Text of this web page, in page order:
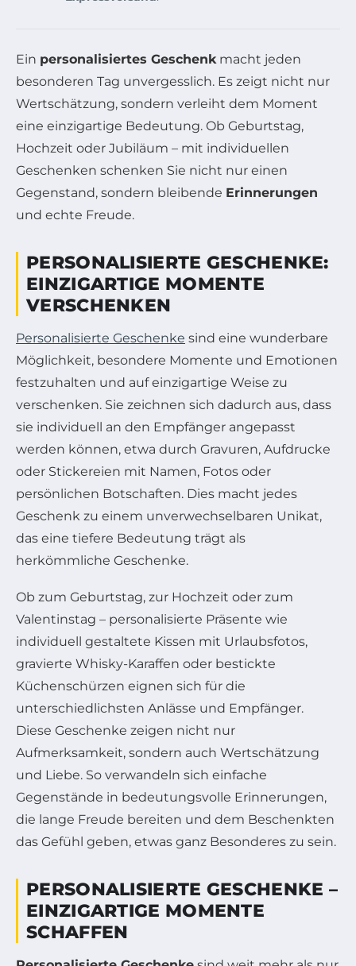
Ein personalisiertes Geschenkmacht jeden
besonderen Tag unvergesslich. Es zeigt nicht nur
Wertschätzung, sondern verleiht dem Moment
eine einzigartige Bedeutung. Ob Geburtstag,
Hochzeit oder Jubiläum – mit individuellen
Geschenken schenken Sie nicht nur einen
Gegenstand, sondern bleibende Erinnerungen
und echte Freude.
PERSONALISIERTE GESCHENKE:
EINZIGARTIGE MOMENTE
VERSCHENKEN
Personalisierte Geschenke sind eine wunderbare
Möglichkeit, besondere Momente und Emotionen
festzuhalten und auf einzigartige Weise zu
verschenken. Sie zeichnen sich dadurch aus, dass
sie individuell an den Empfänger angepasst
werden können, etwa durch Gravuren, Aufdrucke
oder Stickereien mit Namen, Fotos oder
persönlichen Botschaften. Dies macht jedes
Geschenk zu einem unverwechselbaren Unikat,
das eine tiefere Bedeutung trägt als
herkömmliche Geschenke.
Ob zum Geburtstag, zur Hochzeit oder zum
Valentinstag – personalisierte Präsente wie
individuell gestaltete Kissen mit Urlaubsfotos,
gravierte Whisky-Karaffen oder bestickte
Küchenschürzen eignen sich für die
unterschiedlichsten Anlässe und Empfänger.
Diese Geschenke zeigen nicht nur
Aufmerksamkeit, sondern auch Wertschätzung
und Liebe. So verwandeln sich einfache
Gegenstände in bedeutungsvolle Erinnerungen,
die lange Freude bereiten und dem Beschenkten
das Gefühl geben, etwas ganz Besonderes zu sein.
PERSONALISIERTE GESCHENKE –
EINZIGARTIGE MOMENTE
SCHAFFEN